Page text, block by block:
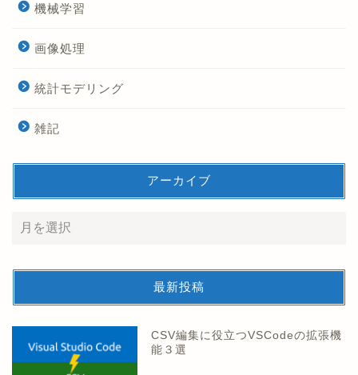
機械学習
画像処理
統計モデリング
雑記
アーカイブ
最新投稿
CSV編集に役立つVSCodeの拡張機
能３選